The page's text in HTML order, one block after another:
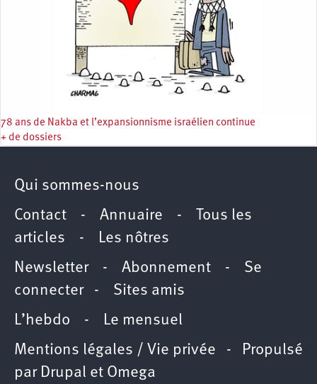
78 ans de Nakba et l’expansionnisme israélien continue
+ de dossiers
Qui sommes-nous
Contact - Annuaire -
Tous les
articles - Les nôtres
Newsletter- Abonnement - Se
connecter- Sites amis
L’hebdo - Le mensuel
Mentions légales / Vie privée - Propulsé
par Drupal et Omega